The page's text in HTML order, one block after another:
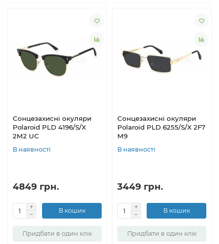
Сонцезахисні окуляри
Polaroid PLD 4196/S/X
2M2 UC
В наявності
4849 грн.
В кошик
Придбати в один клік
Сонцезахисні окуляри
Polaroid PLD 6255/S/X 2F7
M9
В наявності
3449 грн.
В кошик
Придбати в один клік